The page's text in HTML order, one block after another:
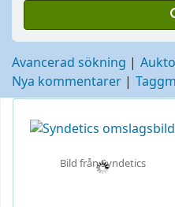
Avancerad sökning
Nya kommentarer
Bild från Syndetics